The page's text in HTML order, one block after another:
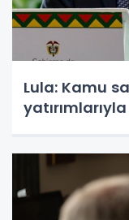
Lula: Kamu